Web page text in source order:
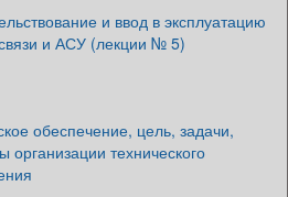
и ввод в эксплуатацию
и АСУ (лекции № 5)
обеспечение, цель, задачи,
организации технического